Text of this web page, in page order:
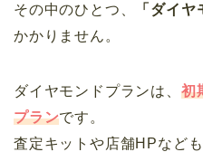
その中のひとつ、
「ダイヤ
かかりません。
ダイヤモンドプランは、 初
プランです。
査定キットや店舗HPなど